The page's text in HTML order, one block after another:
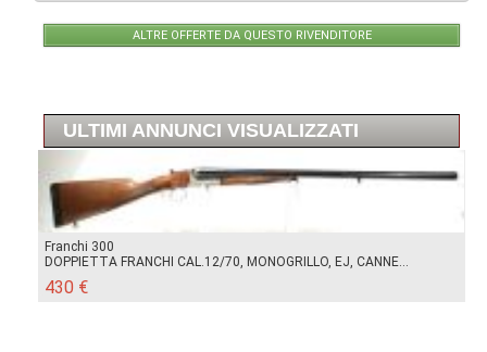
ALTRE OFFERTE DA QUESTO RIVENDITORE
ULTIMI ANNUNCI VISUALIZZATI
Franchi 300
DOPPIETTA FRANCHI CAL.12/70, MONOGRILLO, EJ, CANNE...
430 €